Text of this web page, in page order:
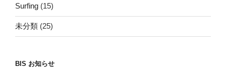
Surfing (15)
未分類 (25)
BIS お知らせ